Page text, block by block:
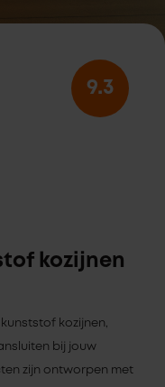
9.3
kozijnen
kozijnen,
bij jouw
zijn ontworpen met